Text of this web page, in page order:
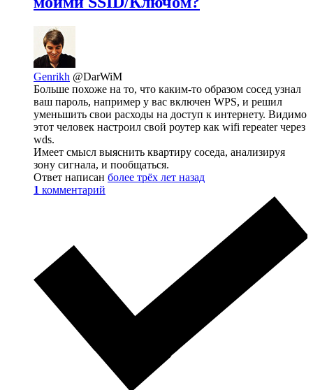
Genrikh @DarWiM
Больше похоже на то, что каким-то образом сосед узнал
ваш пароль, например у вас включен WPS, и решил
уменьшить свои расходы на доступ к интернету. Видимо
этот человек настроил свой роутер как wifi repeater через
wds.
Имеет смысл выяснить квартиру соседа, анализируя
зону сигнала, и пообщаться.
Ответ написан более трёх лет назад
1 комментарий